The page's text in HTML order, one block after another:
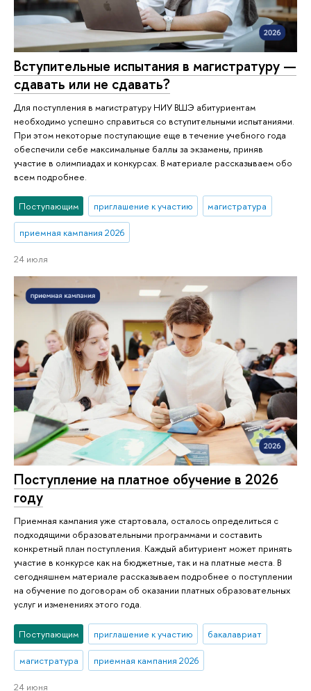
Вступительные испытания в магистратуру —
сдавать или не сдавать?
Для поступления в магистратуру НИУ ВШЭ абитуриентам
необходимо успешно справиться со вступительными испытаниями.
При этом некоторые поступающие еще в течение учебного года
обеспечили себе максимальные баллы за экзамены, приняв
участие в олимпиадах и конкурсах. В материале рассказываем обо
всем подробнее.
Поступающим приглашение к участию магистратура
приемная кампания 2026
24 июля
Поступление на платное обучение в 2026
году
Приемная кампания уже стартовала, осталось определиться с
подходящими образовательными программами и составить
конкретный план поступления. Каждый абитуриент может принять
участие в конкурсе как на бюджетные, так и на платные места. В
сегодняшнем материале рассказываем подробнее о поступлении
на обучение по договорам об оказании платных образовательных
услуг и изменениях этого года.
Поступающим приглашение к участию бакалавриат
магистратура приемная кампания 2026
24 июня